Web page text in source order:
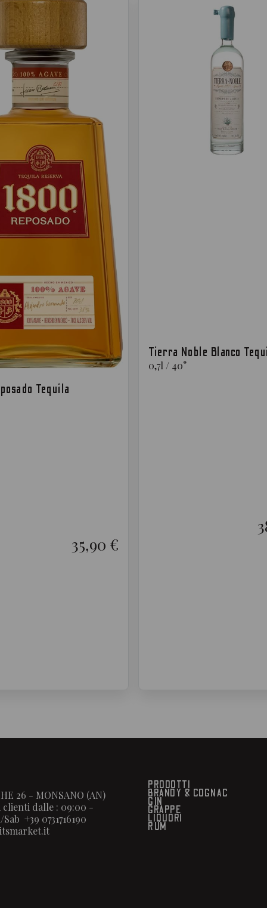
Tequila
35,90 €
Tierra Noble Blanco
0,7l / 40°
26 - MONSANO (AN)
clienti dalle : 09:00 -
+39 0731716190
PRODOTTI
BRANDY & COGNAC
GIN
GRAPPE
LIQUORI
RUM